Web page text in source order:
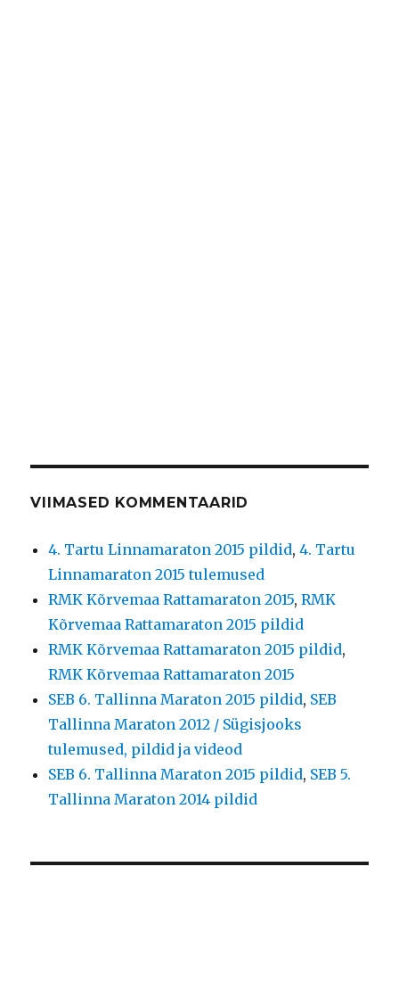
VIIMASED KOMMENTAARID
4. Tartu Linnamaraton 2015 pildid,4. Tartu
Linnamaraton 2015 tulemused
RMK Kõrvemaa Rattamaraton 2015,RMK
Kõrvemaa Rattamaraton 2015 pildid
RMK Kõrvemaa Rattamaraton 2015 pildid,
RMK Kõrvemaa Rattamaraton 2015
SEB 6. Tallinna Maraton 2015 pildid, SEB
Tallinna Maraton 2012 / Sügisjooks
tulemused, pildid ja videod
SEB 6. Tallinna Maraton 2015 pildid, SEB 5.
Tallinna Maraton 2014 pildid